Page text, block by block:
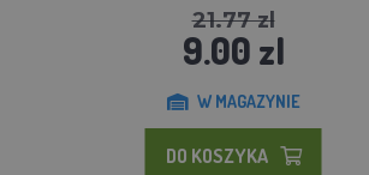
21.77 zl
9.00 zl
W MAGAZYNIE
DO KOSZYKA